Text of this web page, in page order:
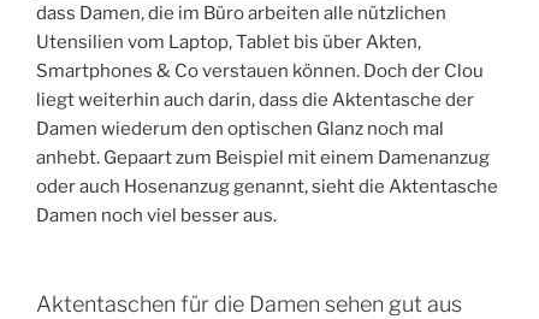
dass Damen, die im Büro arbeiten alle nützlichen
Utensilien vom Laptop, Tablet bis über Akten,
Smartphones & Co verstauen können. Doch der Clou
liegt weiterhin auch darin, dass die Aktentasche der
Damen wiederum den optischen Glanz noch mal
anhebt. Gepaart zum Beispiel mit einem Damenanzug
oder auch Hosenanzug genannt, sieht die Aktentasche
Damen noch viel besser aus.
Aktentaschen für die Damen sehen gut aus